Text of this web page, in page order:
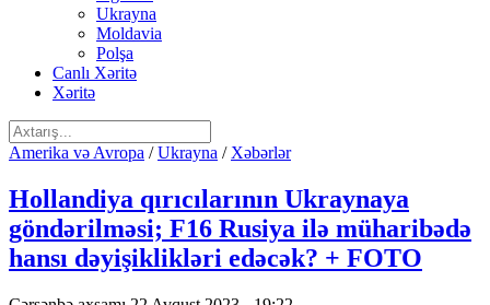
Ukrayna
Moldavia
Polşa
Canlı Xəritə
Xəritə
Amerika və Avropa /Ukrayna / Xəbərlər
Hollandiya qırıcılarının Ukraynaya
göndərilməsi; F16 Rusiya ilə müharibədə
hansı dəyişiklikləri edəcək? + FOTO